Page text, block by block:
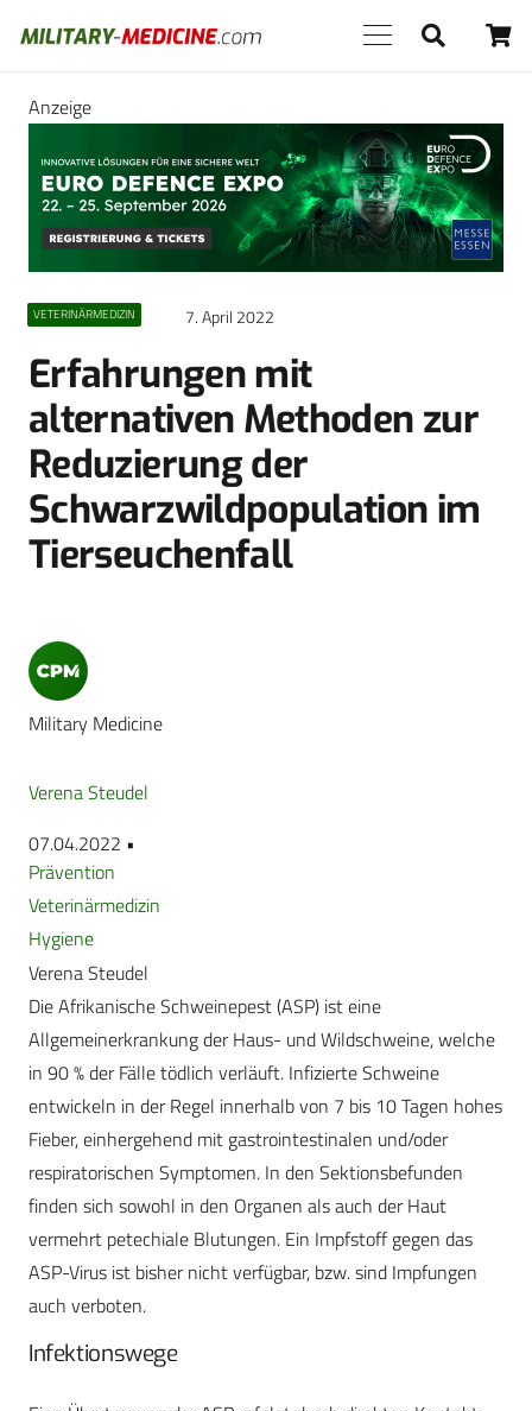
Anzeige
VETERINÄRMEDIZIN 7. April 2022
Erfahrungen mit
alternativen Methoden zur
Reduzierung der
Schwarzwildpopulation im
Tierseuchenfall
Military Medicine
Verena Steudel
07.04.2022 •
Prävention
Veterinärmedizin
Hygiene
Verena Steudel
Die Afrikanische Schweinepest (ASP) ist eine
Allgemeinerkrankung der Haus- und Wildschweine, welche
in 90 % der Fälle tödlich verläuft. Infizierte Schweine
entwickeln in der Regel innerhalb von 7 bis 10 Tagen hohes
Fieber, einhergehend mit gastrointestinalen und/oder
respiratorischen Symptomen. In den Sektionsbefunden
finden sich sowohl in den Organen als auch der Haut
vermehrt petechiale Blutungen. Ein Impfstoff gegen das
ASP-Virus ist bisher nicht verfügbar, bzw. sind Impfungen
auch verboten.
Infektionswege